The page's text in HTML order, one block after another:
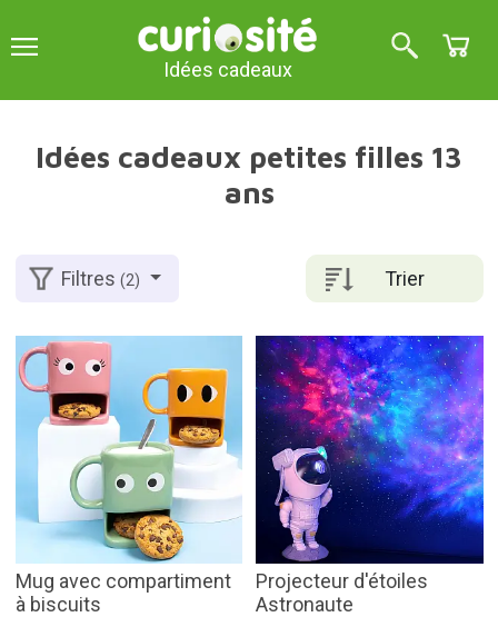
Idées cadeaux
Idées cadeaux petites filles 13
ans
Trier
Filtres(2)
Mug avec compartiment
à biscuits
Projecteur d'étoiles
Astronaute